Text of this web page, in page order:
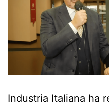
Industria Italiana ha